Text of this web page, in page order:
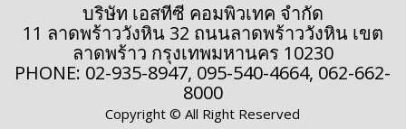
บริษัท เอสทีซี คอมพิวเทค จำกัด
11 ลาดพร้าววังหิน 32 ถนนลาดพร้าววังหิน เขต
ลาดพร้าว กรุงเทพมหานคร 10230
PHONE: 02-935-8947, 095-540-4664, 062-662-
8000
Copyright © All Right Reserved